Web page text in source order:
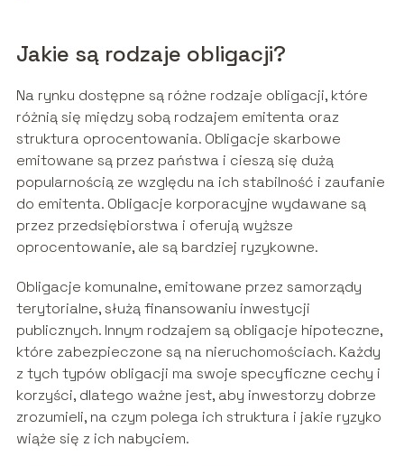
Jakie są rodzaje obligacji?
Na rynku dostępne są różne rodzaje obligacji, które
różnią się między sobą rodzajem emitenta oraz
struktura oprocentowania. Obligacje skarbowe
emitowane są przez państwa i cieszą się dużą
popularnością ze względu na ich stabilność i zaufanie
do emitenta. Obligacje korporacyjne wydawane są
przez przedsiębiorstwa i oferują wyższe
oprocentowanie, ale są bardziej ryzykowne.
Obligacje komunalne, emitowane przez samorządy
terytorialne, służą finansowaniu inwestycji
publicznych. Innym rodzajem są obligacje hipoteczne,
które zabezpieczone są na nieruchomościach. Każdy
z tych typów obligacji ma swoje specyficzne cechy i
korzyści, dlatego ważne jest, aby inwestorzy dobrze
zrozumieli, na czym polega ich struktura i jakie ryzyko
wiąże się z ich nabyciem.